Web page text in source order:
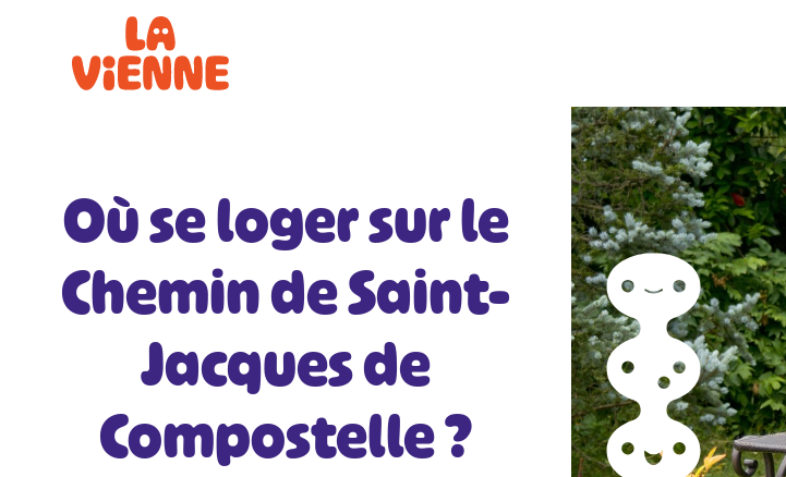
Où se loger sur le
Chemin de Saint-
Jacques de
Compostelle ?
Panneau de gestion des cookies